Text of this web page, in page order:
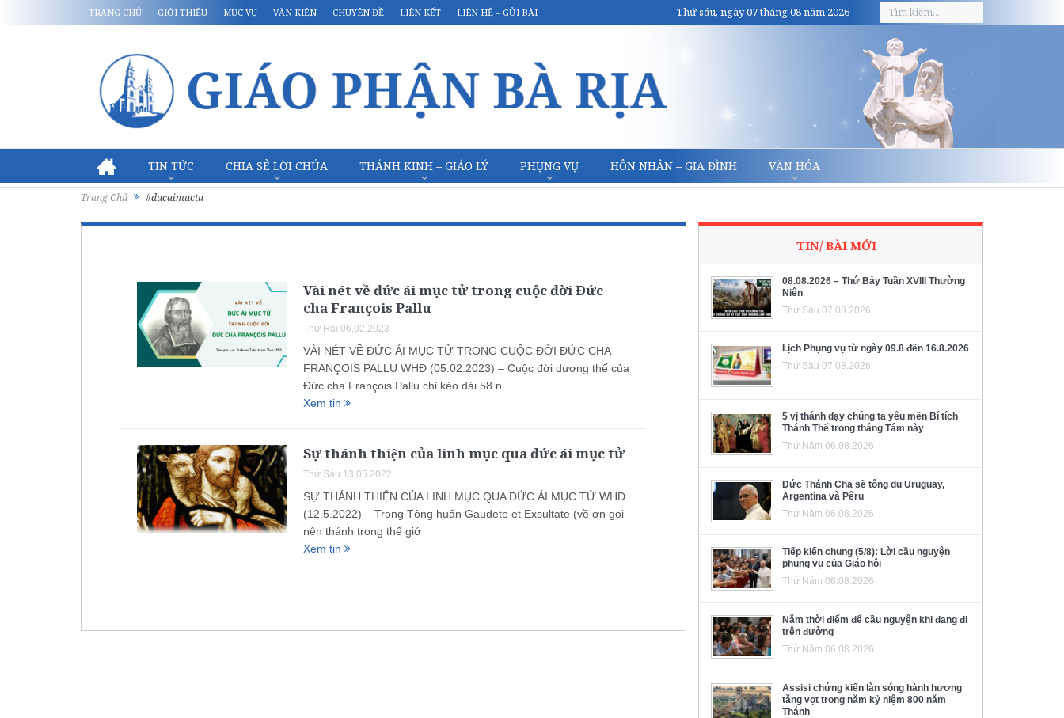
TRANG CHỦ GIỚI THIỆU MỤC VỤ VĂN KIỆN CHUYÊN ĐỀ LIÊN KẾT LIÊN HỆ – GỬI BÀI Thứ sáu, ngày 07 tháng 08 năm 2026
TIN TỨC CHIA SẺ LỜI CHÚA THÁNH KINH – GIÁO LÝ PHỤNG VỤ HÔN NHÂN – GIA ĐÌNH VĂN HÓA
Trang Chủ #ducaimuctu
Vài nét về đức ái mục tử trong cuộc đời Đức
cha François Pallu
Thứ Hai 06.02.2023
VÀI NÉT VỀ ĐỨC ÁI MỤC TỬ TRONG CUỘC ĐỜI ĐỨC CHA
FRANÇOIS PALLU WHĐ (05.02.2023) – Cuộc đời dương thế của
Đức cha François Pallu chỉ kéo dài 58 n
Xem tin
Sự thánh thiện của linh mục qua đức ái mục tử
Thứ Sáu 13.05.2022
SỰ THÁNH THIỆN CỦA LINH MỤC QUA ĐỨC ÁI MỤC TỬ WHĐ
(12.5.2022) – Trong Tông huấn Gaudete et Exsultate (về ơn gọi
nên thánh trong thế giớ
Xem tin
TIN/ BÀI MỚI
08.08.2026 – Thứ Bảy Tuần XVIII Thường
Niên
Thứ Sáu 07.08.2026
Lịch Phụng vụ từ ngày 09.8 đến 16.8.2026
Thứ Sáu 07.08.2026
5 vị thánh dạy chúng ta yêu mến Bí tích
Thánh Thể trong tháng Tám này
Thứ Năm 06.08.2026
Đức Thánh Cha sẽ tông du Uruguay,
Argentina và Pêru
Thứ Năm 06.08.2026
Tiếp kiến chung (5/8): Lời cầu nguyện
phụng vụ của Giáo hội
Thứ Năm 06.08.2026
Năm thời điểm để cầu nguyện khi đang đi
trên đường
Thứ Năm 06.08.2026
Assisi chứng kiến làn sóng hành hương
tăng vọt trong năm kỷ niệm 800 năm
Thánh